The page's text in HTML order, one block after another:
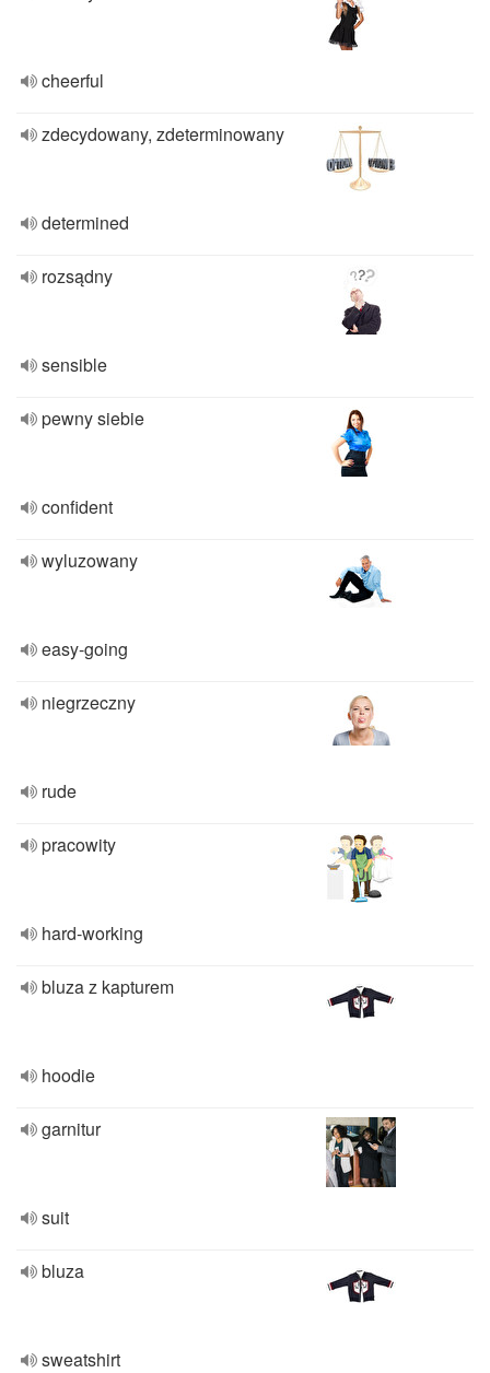
cheerful
zdecydowany, zdeterminowany
determined
rozsądny
sensible
pewny siebie
confident
wyluzowany
easy-going
niegrzeczny
rude
pracowity
hard-working
bluza z kapturem
hoodie
garnitur
suit
bluza
sweatshirt